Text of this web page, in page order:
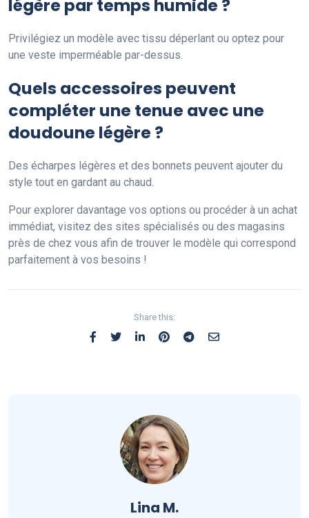
légère par temps humide ?
Privilégiez un modèle avec tissu déperlant ou optez pour
une veste imperméable par-dessus.
Quels accessoires peuvent
compléter une tenue avec une
doudoune légère ?
Des écharpes légères et des bonnets peuvent ajouter du
style tout en gardant au chaud.
Pour explorer davantage vos options ou procéder à un achat
immédiat, visitez des sites spécialisés ou des magasins
près de chez vous afin de trouver le modèle qui correspond
parfaitement à vos besoins !
Share this:
Lina M.